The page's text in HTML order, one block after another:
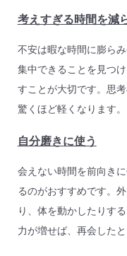
考えすぎる時間を減
不安は暇な時間に膨ら
集中できることを見つ
すことが大切です。思
驚くほど軽くなります。
自分磨きに使う
会えない時間を前向き
るのがおすすめです。
り、体を動かしたりす
力が増せば、再会した